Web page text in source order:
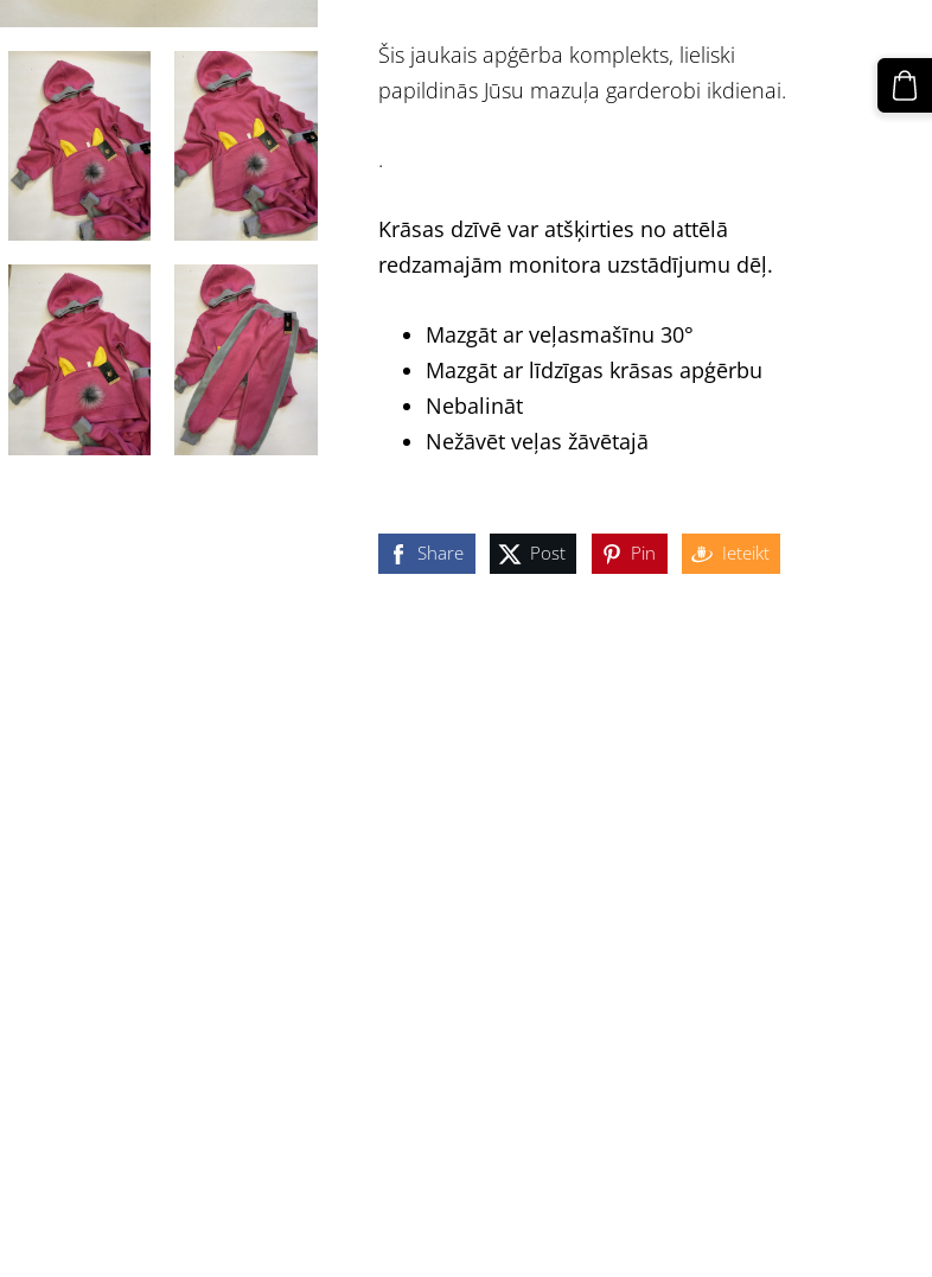
Šis jaukais apģērba komplekts, lieliski
papildinās Jūsu mazuļa garderobi ikdienai.
.
Krāsas dzīvē var atšķirties no attēlā
redzamajām monitora uzstādījumu dēļ.
Mazgāt ar veļasmašīnu 30°
Mazgāt ar līdzīgas krāsas apģērbu
Nebalināt
Nežāvēt veļas žāvētajā
Share Post Pin Ieteikt